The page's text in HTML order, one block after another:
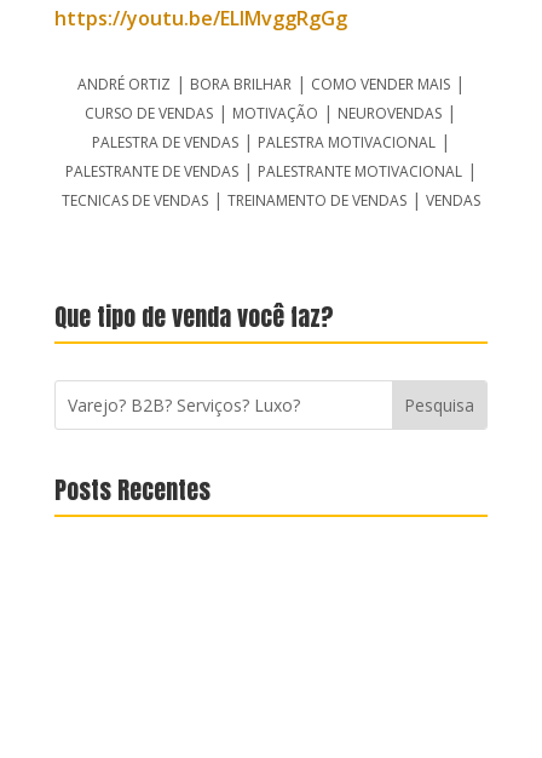
https://youtu.be/ELIMvggRgGg
ANDRÉ ORTIZ | BORA BRILHAR| COMO VENDER MAIS|
CURSO DE VENDAS | MOTIVAÇÃO | NEUROVENDAS |
PALESTRA DE VENDAS| PALESTRA MOTIVACIONAL|
PALESTRANTE DE VENDAS| PALESTRANTE MOTIVACIONAL|
TECNICAS DE VENDAS| TREINAMENTO DE VENDAS| VENDAS
Que tipo de venda você faz?
Posts Recentes